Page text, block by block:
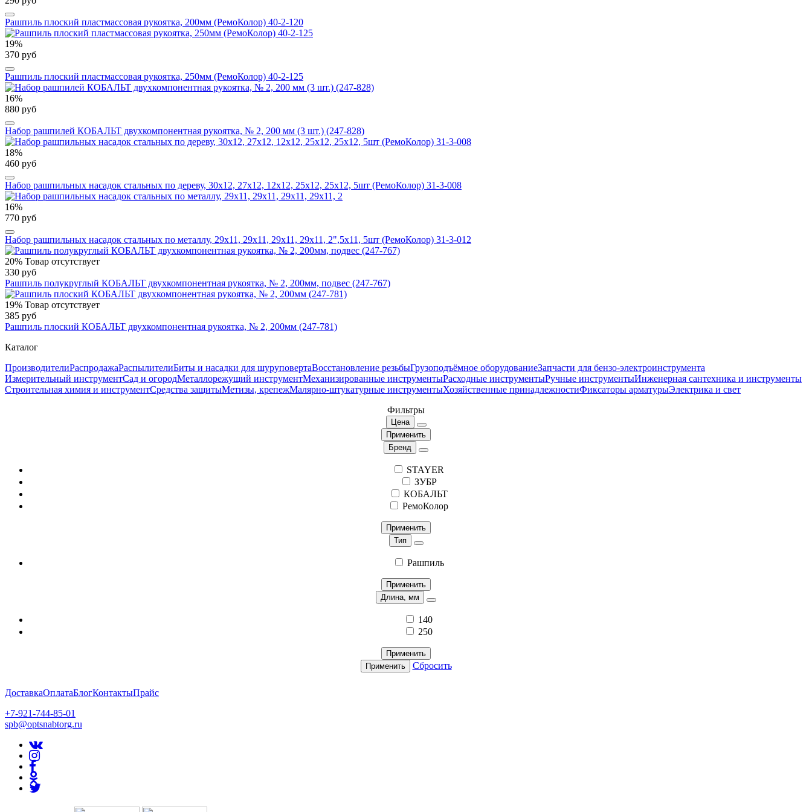
Рашпиль плоский пластмассовая рукоятка, 200мм (РемоКолор) 40-2-120
19%
370 руб
Рашпиль плоский пластмассовая рукоятка, 250мм (РемоКолор) 40-2-125
16%
880 руб
Набор рашпилей КОБАЛЬТ двухкомпонентная рукоятка, № 2, 200 мм (3 шт.) (247-828)
18%
460 руб
Набор рашпильных насадок стальных по дереву, 30х12, 27х12, 12х12, 25х12, 25х12, 5шт (РемоКолор) 31-3-008
16%
770 руб
Набор рашпильных насадок стальных по металлу, 29х11, 29х11, 29х11, 29х11, 2",5х11, 5шт (РемоКолор) 31-3-012
20% Товар отсутствует
330 руб
Рашпиль полукруглый КОБАЛЬТ двухкомпонентная рукоятка, № 2, 200мм, подвес (247-767)
19% Товар отсутствует
385 руб
Рашпиль плоский КОБАЛЬТ двухкомпонентная рукоятка, № 2, 200мм (247-781)
Каталог
ПроизводителиРаспродажаРаспылителиБиты и насадки для шуруповертаВосстановление резьбыГрузоподъёмное оборудованиеЗапчасти для бензо-электроинструмента
Измерительный инструментСад и огородМеталлорежущий инструментМеханизированные инструментыРасходные инструментыРучные инструментыИнженерная сантехника и инструменты
Строительная химия и инструментСредства защитыМетизы, крепежМалярно-штукатурные инструментыХозяйственные принадлежностиФиксаторы арматурыЭлектрика и свет
Фильтры
Цена
Применить
Бренд
STAYER
ЗУБР
КОБАЛЬТ
РемоКолор
Применить
Тип
Рашпиль
Применить
Длина, мм
140
250
Применить
Применить
Сбросить
ДоставкаОплатаБлогКонтактыПрайс
+7-921-744-85-01
spb@optsnabtorg.ru